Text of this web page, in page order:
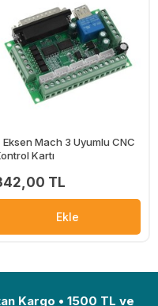
Eksen Mach 3 Uyumlu CNC
Kartı
TL
Ekle
Kargo • 1500 TL ve